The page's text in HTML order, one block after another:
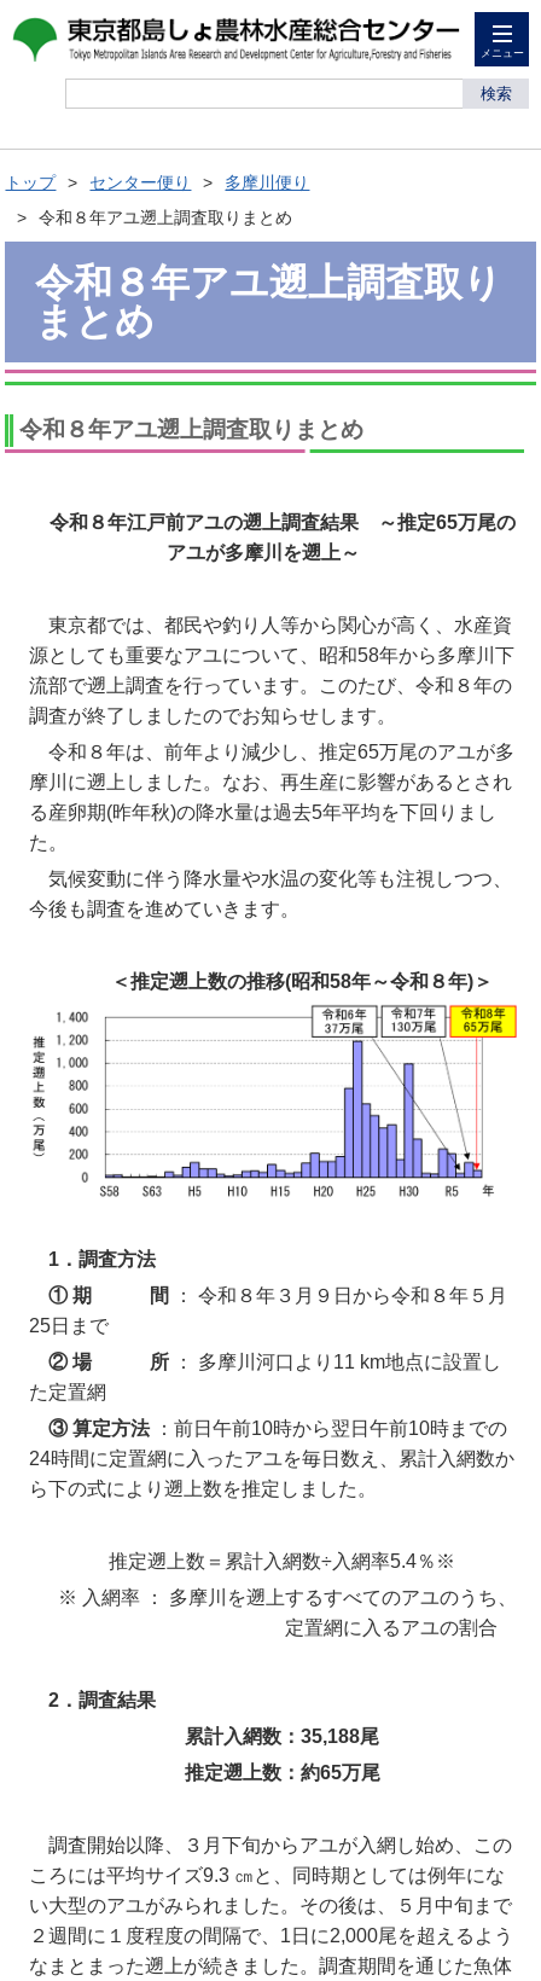
メニュー
検索
トップ センター便り
多摩川便り
令和８年アユ遡上調査取りまとめ
令和８年アユ遡上調査取り
まとめ
令和８年アユ遡上調査取りまとめ
令和８年江戸前アユの遡上調査結果 ～推定65万尾の
アユが多摩川を遡上～
東京都では、都民や釣り人等から関心が高く、水産資
源としても重要なアユについて、昭和58年から多摩川下
流部で遡上調査を行っています。このたび、令和８年の
調査が終了しましたのでお知らせします。
令和８年は、前年より減少し、推定65万尾のアユが多
摩川に遡上しました。なお、再生産に影響があるとされ
る産卵期(昨年秋)の降水量は過去5年平均を下回りまし
た。
気候変動に伴う降水量や水温の変化等も注視しつつ、
今後も調査を進めていきます。
＜推定遡上数の推移(昭和58年～令和８年)＞
1．調査方法
① 期 間
： 令和８年３月９日から令和８年５月
25日まで
② 場 所 ： 多摩川河口より11 km地点に設置し
た定置網
③ 算定方法：前日午前10時から翌日午前10時までの
24時間に定置網に入ったアユを毎日数え、累計入網数か
ら下の式により遡上数を推定しました。
推定遡上数＝累計入網数÷入網率5.4％※
※ 入網率 ： 多摩川を遡上するすべてのアユのうち、
定置網に入るアユの割合
2．調査結果
累計入網数：35,188尾
推定遡上数：約65万尾
調査開始以降、３月下旬からアユが入網し始め、この
ころには平均サイズ9.3 ㎝と、同時期としては例年にな
い大型のアユがみられました。その後は、５月中旬まで
２週間に１度程度の間隔で、1日に2,000尾を超えるよう
なまとまった遡上が続きました。調査期間を通じた魚体